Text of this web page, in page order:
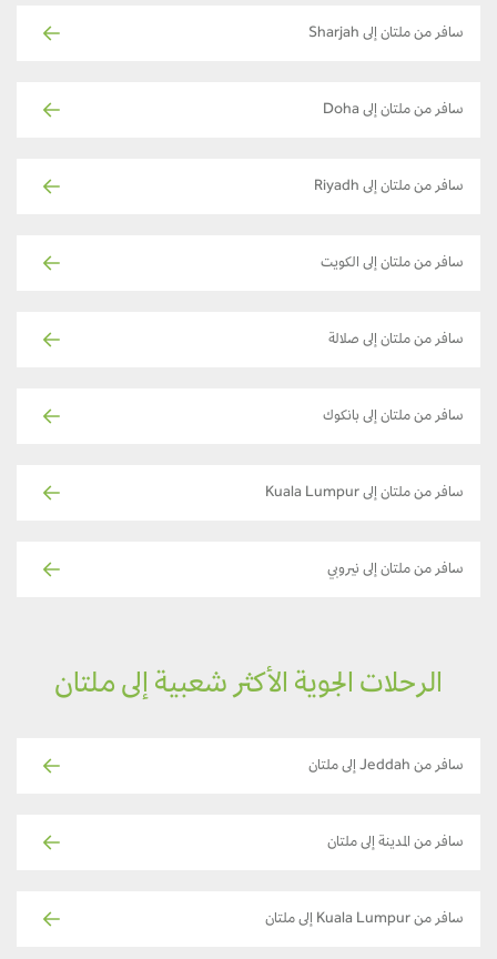
سافر من ملتان إلى Sharjah
سافر من ملتان إلى Doha
سافر من ملتان إلى Riyadh
سافر من ملتان إلى الكويت
سافر من ملتان إلى صلالة
سافر من ملتان إلى بانكوك
سافر من ملتان إلى Kuala Lumpur
سافر من ملتان إلى نيروبي
الرحلات الجوية الأكثر شعبية إلى ملتان
سافر من Jeddah إلى ملتان
سافر من المدينة إلى ملتان
سافر من Kuala Lumpur إلى ملتان